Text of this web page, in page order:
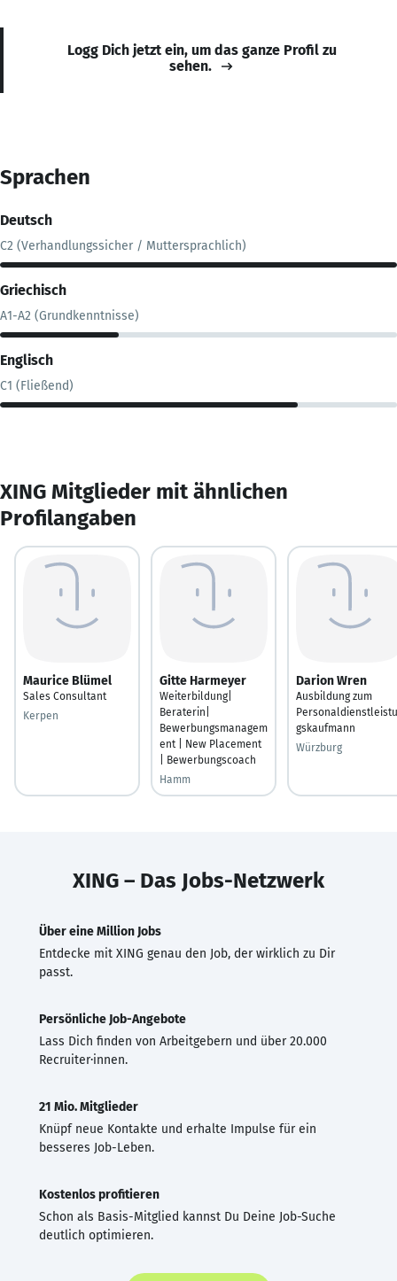
Logg Dich jetzt ein, um das ganze Profil zu
sehen.
Sprachen
Deutsch
C2 (Verhandlungssicher / Muttersprachlich)
Griechisch
A1-A2 (Grundkenntnisse)
Englisch
C1 (Fließend)
XING Mitglieder mit ähnlichen
Profilangaben
Maurice Blümel
Sales Consultant
Kerpen
Gitte Harmeyer
Weiterbildung|
Beraterin|
Bewerbungsmanagem
ent | New Placement
| Bewerbungscoach
Hamm
Darion Wren
Ausbildung zum
gskaufmann
Würzburg
XING – Das Jobs-Netzwerk
Über eine Million Jobs
Entdecke mit XING genau den Job, der wirklich zu Dir
passt.
Persönliche Job-Angebote
Lass Dich finden von Arbeitgebern und über 20.000
Recruiter·innen.
21 Mio. Mitglieder
Knüpf neue Kontakte und erhalte Impulse für ein
besseres Job-Leben.
Kostenlos profitieren
Schon als Basis-Mitglied kannst Du Deine Job-Suche
deutlich optimieren.